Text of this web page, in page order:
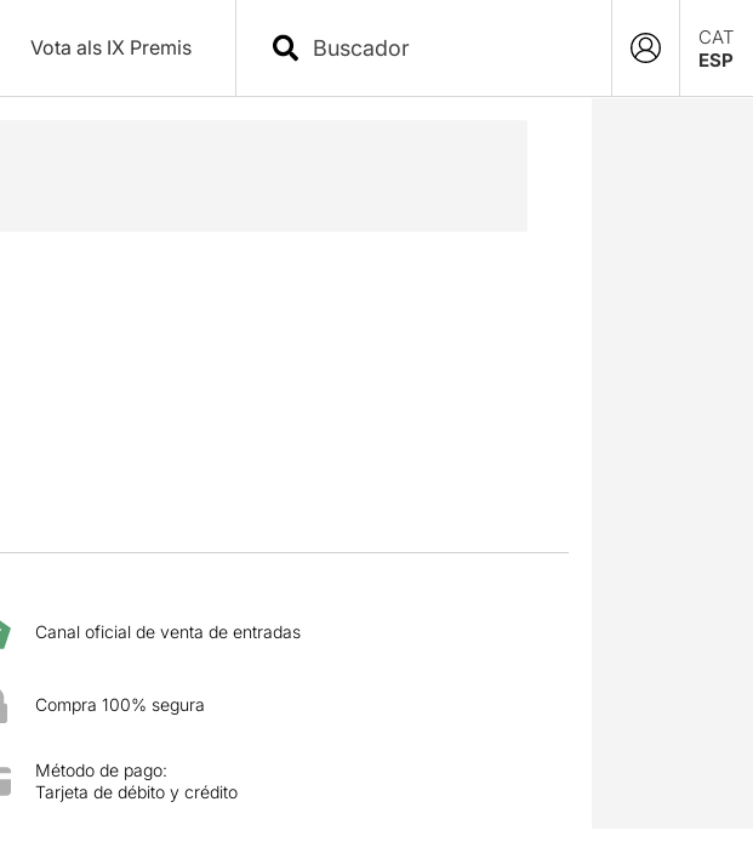
Vota als IX Premis
CAT
ESP
Canal oficial de venta de entradas
Compra 100% segura
Método de pago:
Tarjeta de débito y crédito